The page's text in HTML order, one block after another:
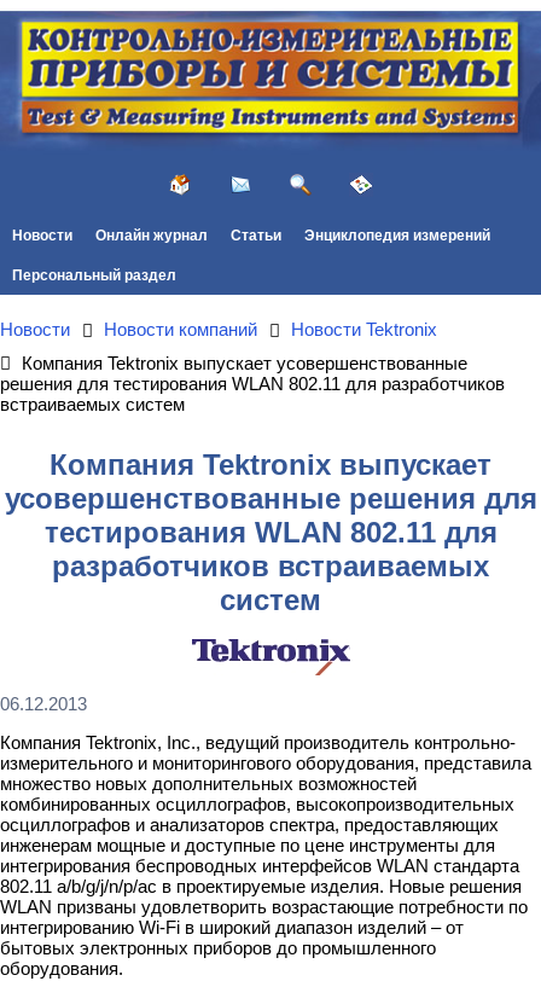
Новости Онлайн журнал Статьи Энциклопедия измерений
Персональный раздел
Новости Новости компаний
Новости Tektronix
Компания Tektronix выпускает усовершенствованные
решения для тестирования WLAN 802.11 для разработчиков
встраиваемых систем
Компания Tektronix выпускает
усовершенствованные решения для
тестирования WLAN 802.11 для
разработчиков встраиваемых
систем
06.12.2013
Компания Tektronix, Inc., ведущий производитель контрольно-
измерительного и мониторингового оборудования, представила
множество новых дополнительных возможностей
комбинированных осциллографов, высокопроизводительных
осциллографов и анализаторов спектра, предоставляющих
инженерам мощные и доступные по цене инструменты для
интегрирования беспроводных интерфейсов WLAN стандарта
802.11 a/b/g/j/n/p/ac в проектируемые изделия. Новые решения
WLAN призваны удовлетворить возрастающие потребности по
интегрированию Wi-Fi в широкий диапазон изделий – от
бытовых электронных приборов до промышленного
оборудования.